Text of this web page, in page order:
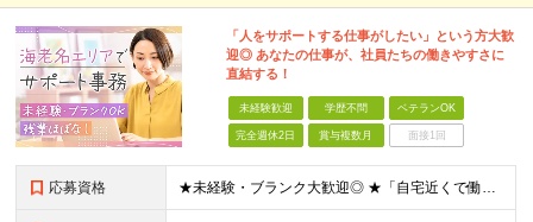
「人をサポートする仕事がしたい」という方大歓
迎◎ あなたの仕事が、社員たちの働きやすさに
直結する！
未経験歓迎 学歴不問 ベテランOK
完全週休2日 賞与複数月 面接1回
応募資格 ★未経験・ブランク大歓迎◎ ★「自宅近くで働きたい」もOKです！ ◇学歴不問 ◇未経験OK ◇PCの基礎操作が可能な方※Word、Excelの入力ができるレベル ～このような方を歓迎します！～ ◆